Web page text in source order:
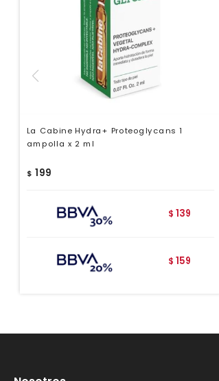
La Cabine Hydra+ Proteoglycans 1
ampolla x 2 ml
$ 199
$ 139
$ 159